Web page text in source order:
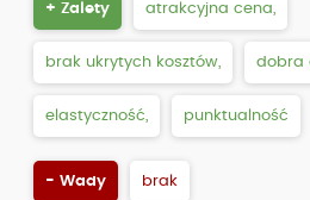
+ Zalety atrakcyjna cena,
brak ukrytych kosztów, dobra
elastyczność, punktualność
- Wady brak